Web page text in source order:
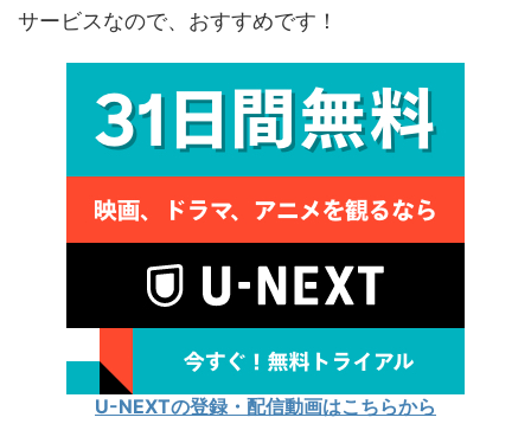
サービスなので、おすすめです！
U-NEXTの登録・配信動画はこちらから